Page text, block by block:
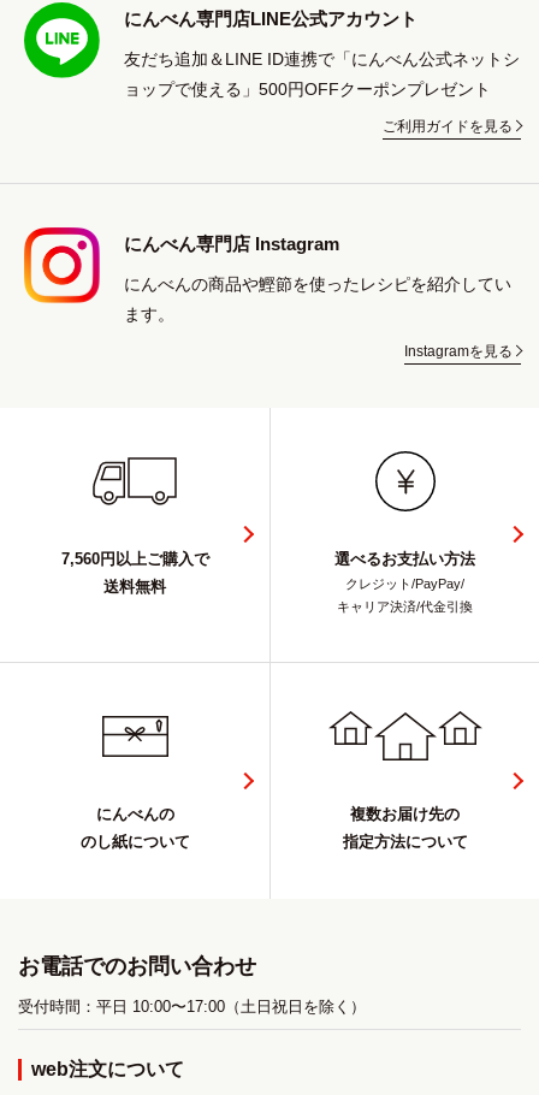
にんべん専門店LINE公式アカウント
友だち追加＆LINE ID連携で「にんべん公式ネットシ
ョップで使える」500円OFFクーポンプレゼント
ご利用ガイドを見る
にんべん専門店 Instagram
にんべんの商品や鰹節を使ったレシピを紹介してい
ます。
Instagramを見る
7,560円以上ご購入で
送料無料
選べるお支払い方法
クレジット/PayPay/
キャリア決済/代金引換
にんべんの
のし紙について
複数お届け先の
指定方法について
お電話でのお問い合わせ
受付時間：平日 10:00〜17:00（土日祝日を除く）
web注文について